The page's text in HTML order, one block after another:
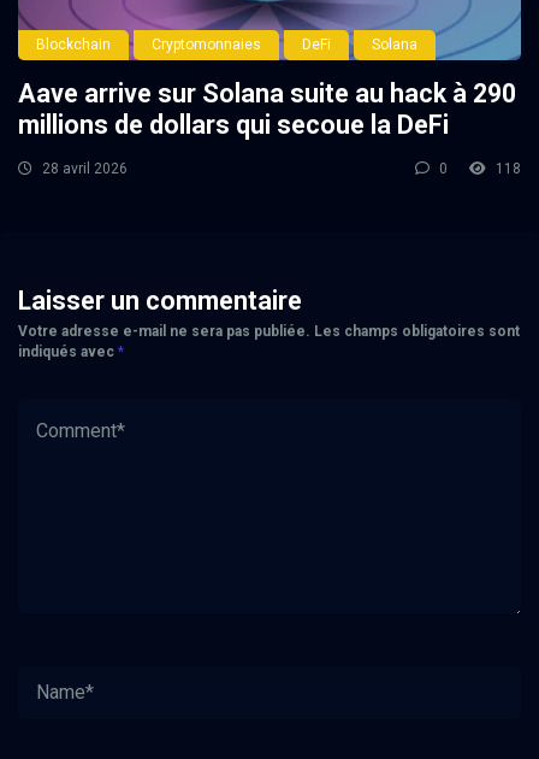
Blockchain Cryptomonnaies DeFi Solana
Aave arrive sur Solana suite au hack à 290
millions de dollars qui secoue la DeFi
28 avril 2026 0 118
Laisser un commentaire
Votre adresse e-mail ne sera pas publiée. Les champs obligatoires sont
indiqués avec *